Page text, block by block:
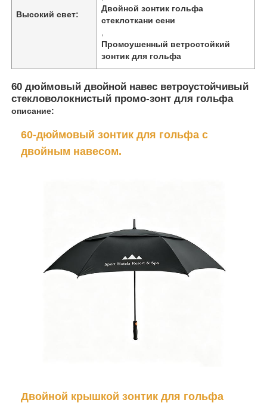
Главная страница
Наша фабрика
Высокий свет:
Двойной зонтик гольфа
стеклоткани сени
Промоушенный ветростойкий
зонтик для гольфа
60 дюймовый двойной навес ветроустойчивый
стекловолокнистый промо-зонт для гольфа
описание:
60-дюймовый зонтик для гольфа с
двойным навесом.
Двойной крышкой зонтик для гольфа